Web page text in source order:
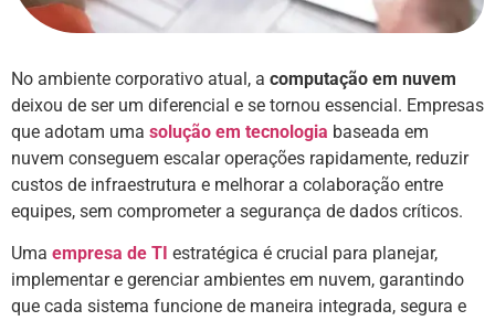
No ambiente corporativo atual, a computação em nuvem
deixou de ser um diferencial e se tornou essencial. Empresas
que adotam uma solução em tecnologia baseada em
nuvem conseguem escalar operações rapidamente, reduzir
custos de infraestrutura e melhorar a colaboração entre
equipes, sem comprometer a segurança de dados críticos.
Uma empresa de TI estratégica é crucial para planejar,
implementar e gerenciar ambientes em nuvem, garantindo
que cada sistema funcione de maneira integrada, segura e